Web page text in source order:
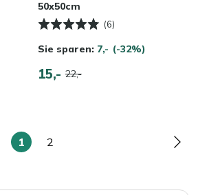
50x50cm
(6)
Sie sparen: 7,- (-32%)
15,- 22,-
Sie
1
Seite
2